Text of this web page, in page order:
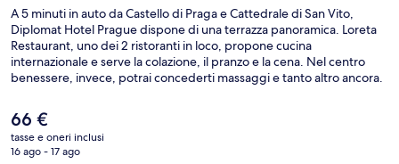
A 5 minuti in auto da Castello di Praga e Cattedrale di San Vito,
Diplomat Hotel Prague dispone di una terrazza panoramica. Loreta
Restaurant, uno dei 2 ristoranti in loco, propone cucina
internazionale e serve la colazione, il pranzo e la cena. Nel centro
benessere, invece, potrai concederti massaggi e tanto altro ancora.
uno snack bar. Gli ospiti apprezzano molto il personale gentile e le
condizioni generali. Usare i mezzi pubblici è facilissimo: Fermata del
tram di Dejvická si trova a pochi minuti di distanza, mentre Fermata
del tram di Thákurova è a 3 min a piedi.
Il
prezzo
attuale
66 €
tasse e oneri inclusi
16 ago - 17 ago